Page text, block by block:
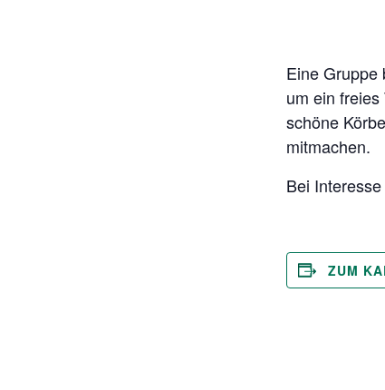
Eine Gruppe
um ein
schöne
mitmachen.
Bei
ZUM